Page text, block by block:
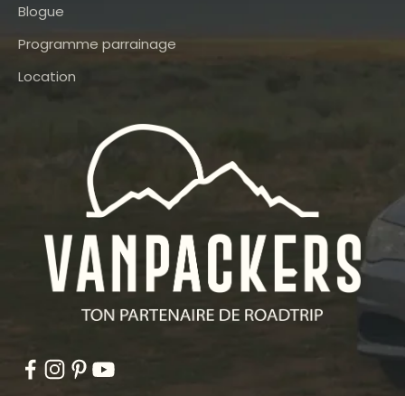
Blogue
Programme parrainage
Location